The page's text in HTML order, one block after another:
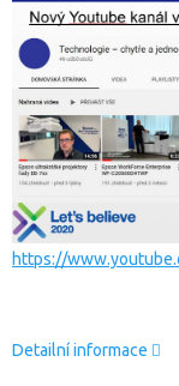
https://
Detailní informace